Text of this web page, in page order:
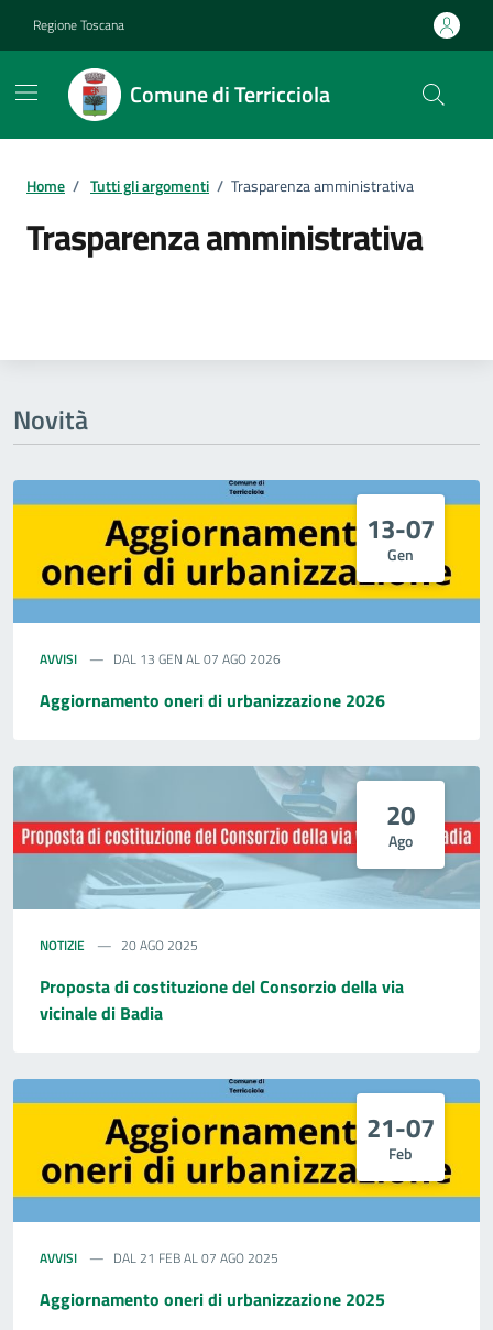
Regione Toscana
Comune di Terricciola
Home / Tutti gli argomenti / Trasparenza amministrativa
Trasparenza amministrativa
Novità
13-07
Gen
AVVISI DAL 13 GEN AL 07 AGO 2026
Aggiornamento oneri di urbanizzazione 2026
20
Ago
NOTIZIE 20 AGO 2025
Proposta di costituzione del Consorzio della via
vicinale di Badia
21-07
Feb
AVVISI DAL 21 FEB AL 07 AGO 2025
Aggiornamento oneri di urbanizzazione 2025